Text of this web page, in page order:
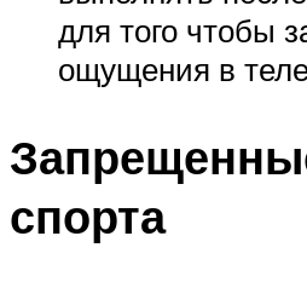
для того чтобы
ощущения в
спорта